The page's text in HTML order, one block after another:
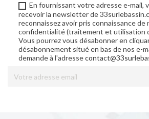
En fournissant votre adresse e-mail,
recevoir la newsletter de
reconnaissez avoir pris connaissance
confidentialité (traitement et utilisation
Vous pourrez vous désabonner en
désabonnement situé en bas de nos e-
demande à l'adresse